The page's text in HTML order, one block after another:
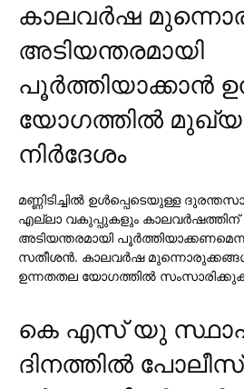
കാലവര്‍ഷ
അടിയന്തരമായി
പൂര്‍ത്തിയാക്കാന്‍
യോഗത്തില്‍
നിര്‍ദേശം
മണ്ണിടിച്ചില്‍ ഉള്‍പ്പെടെയുള്ള
എല്ലാ വകുപ്പുകളും
അടിയന്തരമായി
സതീശന്‍. കാലവര്‍ഷ
ഉന്നതതല യോഗത്തില്‍
കെ എസ് യു
ദിനത്തില്‍ പോലീസ്